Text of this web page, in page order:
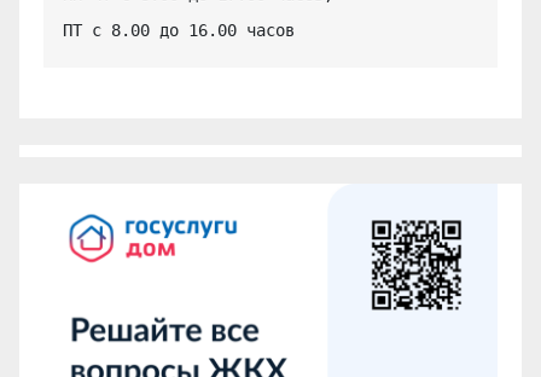
ПТ с 8.00 до 16.00 часов